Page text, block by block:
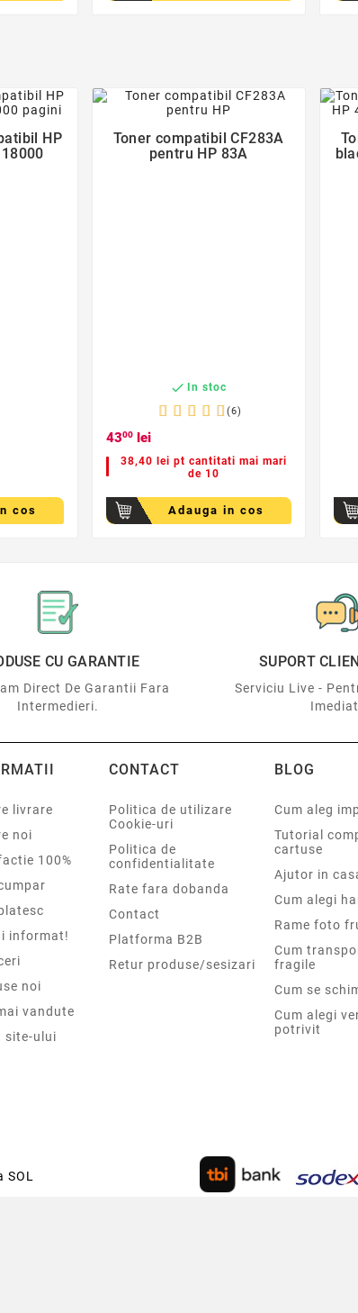
HP
cos

favorite_border
Toner compatibil CF283A
pentru HP 83A
 In stoc
(6)
4300lei
38,40 lei pt cantitati mai mari
de 10
Adauga in cos
CU GARANTIE
Direct De Garantii Fara
Intermedieri.
SUPORT
Serviciu Live -
livrare
noi
100%
informat!
noi
vandute
site-ului
CONTACT
Politica de utilizare
Cookie-uri
Politica de
confidentialitate
Rate fara dobanda
Contact
Platforma B2B
Retur produse/sesizari
BLOG
Cum aleg
Tutorial
cartuse
Ajutor in
Cum alegi
Rame foto
Cum
fragile
Cum se
Cum alegi
potrivit